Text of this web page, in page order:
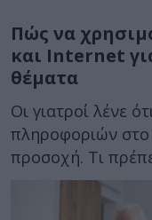
Πώς να
και Internet
θέματα
Οι γιατροί λένε
πληροφοριών στο
προσοχή. Τι